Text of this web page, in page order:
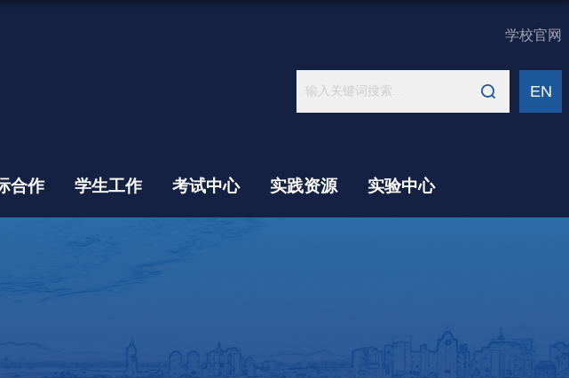
学校官网
EN
合作 学生工作 考试中心 实践资源 实验中心